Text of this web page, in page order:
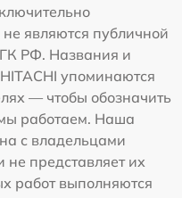
являются публичной
ГК РФ. Названия и
упоминаются
— чтобы обозначить
работаем. Наша
с владельцами
представляет их
работ выполняются